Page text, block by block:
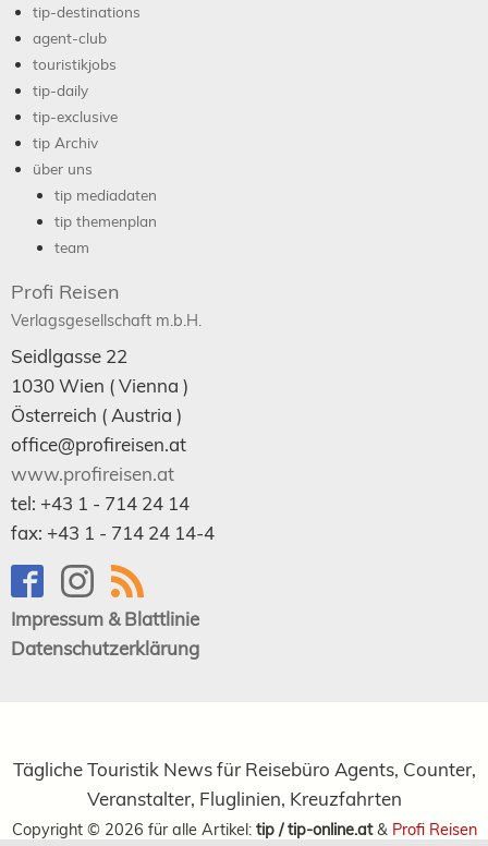
tip-destinations
agent-club
touristikjobs
tip-daily
tip-exclusive
tip Archiv
über uns
tip mediadaten
tip themenplan
team
Profi Reisen
Verlagsgesellschaft m.b.H.
Seidlgasse 22
1030Wien ( Vienna )
Österreich ( Austria )
office@profireisen.at
www.profireisen.at
tel: +43 1 - 714 24 14
fax: +43 1 - 714 24 14-4
Impressum & Blattlinie
Datenschutzerklärung
Tägliche Touristik News für Reisebüro Agents, Counter,
Veranstalter, Fluglinien, Kreuzfahrten
Copyright © 2026 für alle Artikel: tip / tip-online.at& Profi Reisen